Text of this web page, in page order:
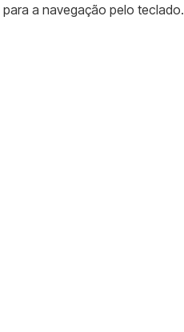
a navegação pelo teclado.